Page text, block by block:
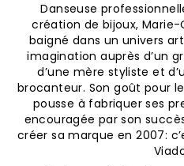
Danseuse
création de bijoux,
baigné dans un univers
imagination auprès d’un
d’une mère styliste et
brocanteur. Son goût pour
pousse à fabriquer ses
encouragée par son
créer sa marque en 2007: